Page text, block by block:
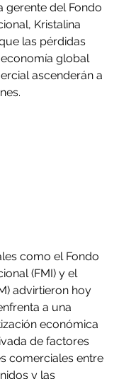
gerente del Fondo
Kristalina
las pérdidas
global
ascenderán a
como el Fondo
(FMI) y el
advirtieron hoy
a una
económica
de factores
comerciales entre
y las